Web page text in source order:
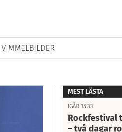
VIMMELBILDER
MEST LÄSTA
IGÅR 15:33
Rockfestival
– två dagar